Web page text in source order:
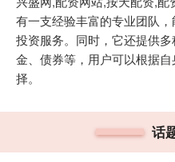
有一支经验丰富的专业团队
投资服务。同时，它还提供
金、债券等，用户可以根据
择。
话